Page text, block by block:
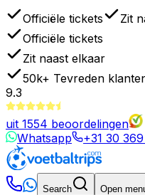
Officiële tickets Zit
Officiële tickets
Zit naast elkaar
50k+ Tevreden
9.3
uit 1554 beoordelingen
Whatsapp
+31 30
Search Open